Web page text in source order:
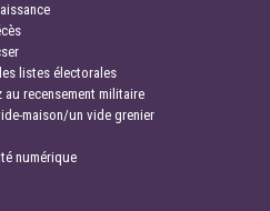
listes électorales
au recensement militaire
maison/un vide grenier
numérique